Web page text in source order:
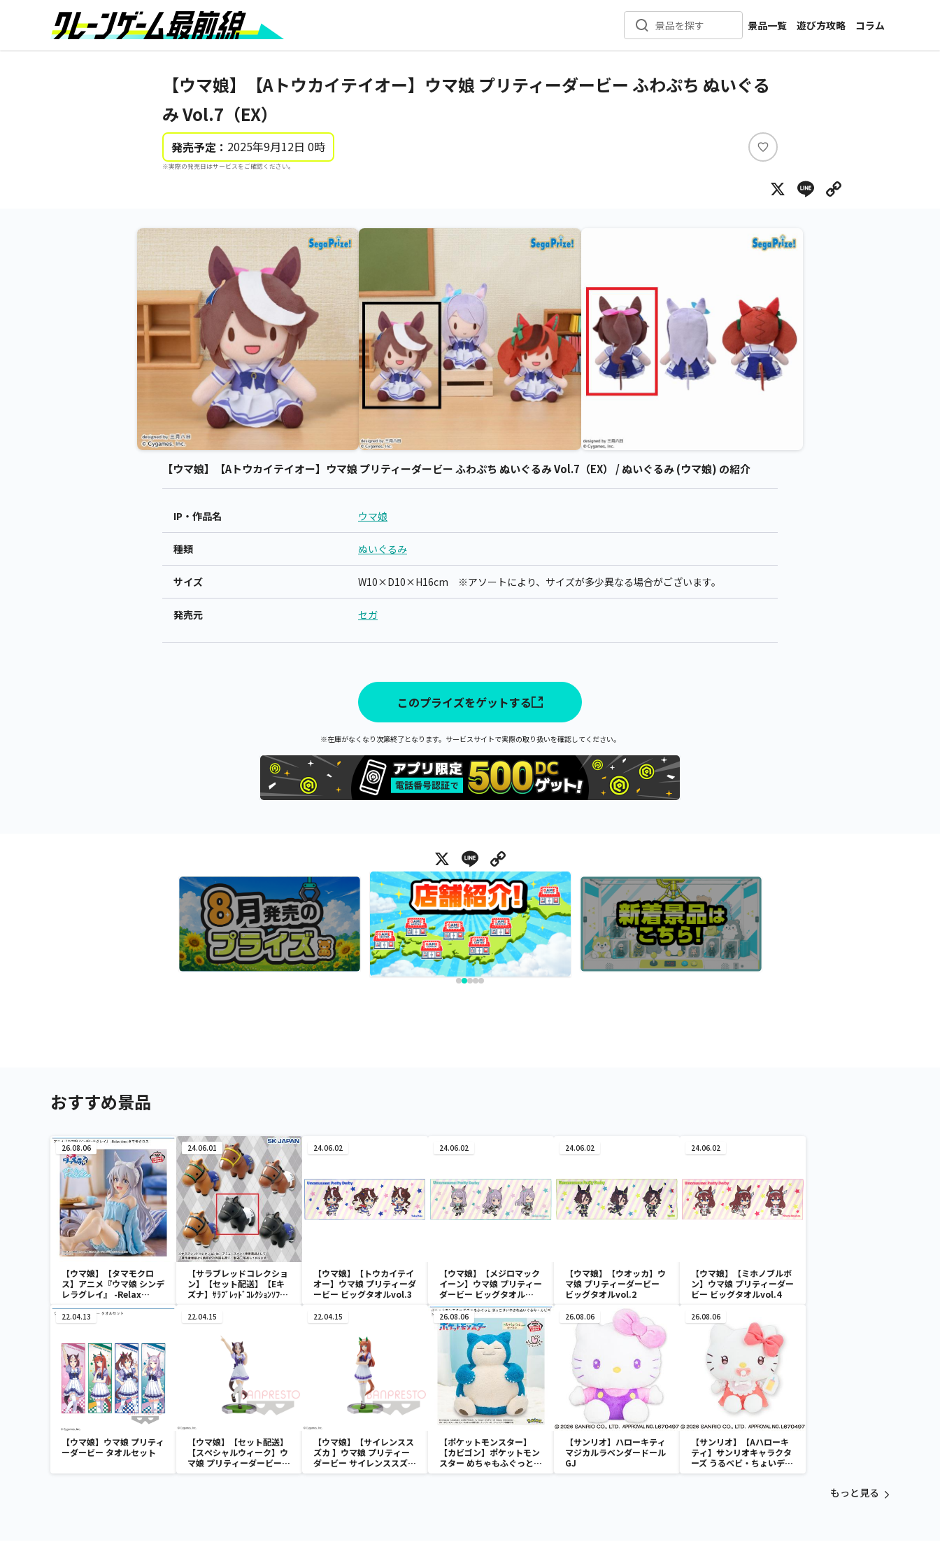
景品を探す
景品一覧
新着景品
カテゴリ一覧
遊び方攻略
コラム
インタビュー
【ウマ娘】【Aトウカイテイオー】ウマ娘 プリティーダービー ふわぷち ぬいぐる
み Vol.7（EX）
発売予定： 2025年9月12日 0時
※実際の発売日はサービスをご確認ください。
い
ね
X Line
【ウマ娘】【Aトウカイテイオー】ウマ娘 プリティーダービー ふわぷち ぬいぐるみ Vol.7（EX） / ぬいぐるみ (ウマ娘) の紹介
IP・作品名 ウマ娘
種類 ぬいぐるみ
サイズ W10×D10×H16cm ※アソートにより、サイズが多少異なる場合がございます。
発売元 セガ
このプライズをゲットする
※在庫がなくなり次第終了となります。サービスサイトで実際の取り扱いを確認してください。
X Line
おすすめ景品
26.08.06
【ウマ娘】【タマモクロ
ス】アニメ『ウマ娘 シンデ
レラグレイ』 -Relax
24.06.01
【サラブレッドコレクショ
ン】【セット配送】【Eキ
ズナ】ｻﾗﾌﾞﾚｯﾄﾞｺﾚｸｼｮﾝｿﾌﾋﾞ
24.06.02
【ウマ娘】【トウカイテイ
オー】ウマ娘 プリティーダ
ービー ビッグタオルvol.3
24.06.02
【ウマ娘】【メジロマック
イーン】ウマ娘 プリティー
ダービー ビッグタオル
vol.3
24.06.02
【ウマ娘】【ウオッカ】ウ
マ娘 プリティーダービー
ビッグタオルvol.2
24.06.02
【ウマ娘】【ミホノブルボ
ン】ウマ娘 プリティーダー
ビー ビッグタオルvol.4
22.04.13
【ウマ娘】ウマ娘 プリティ
ーダービー タオルセット
22.04.15
【ウマ娘】【セット配送】
【スペシャルウィーク】ウ
マ娘 プリティーダービー
スペシャルウィーク フィギ
22.04.15
【ウマ娘】【サイレンスス
ズカ 】ウマ娘 プリティー
ダービー サイレンススズカ
フィギュア
26.08.06
【ポケットモンスター】
【カビゴン】ポケットモン
スター めちゃもふぐっと
ほっこりいやされぬいぐる
26.08.06
【サンリオ】ハローキティ
マジカルラベンダードール
GJ
26.08.06
【サンリオ】【Aハローキ
ティ】サンリオキャラクタ
ーズ うるベビ・ちょいデカ
ドール
もっと見る